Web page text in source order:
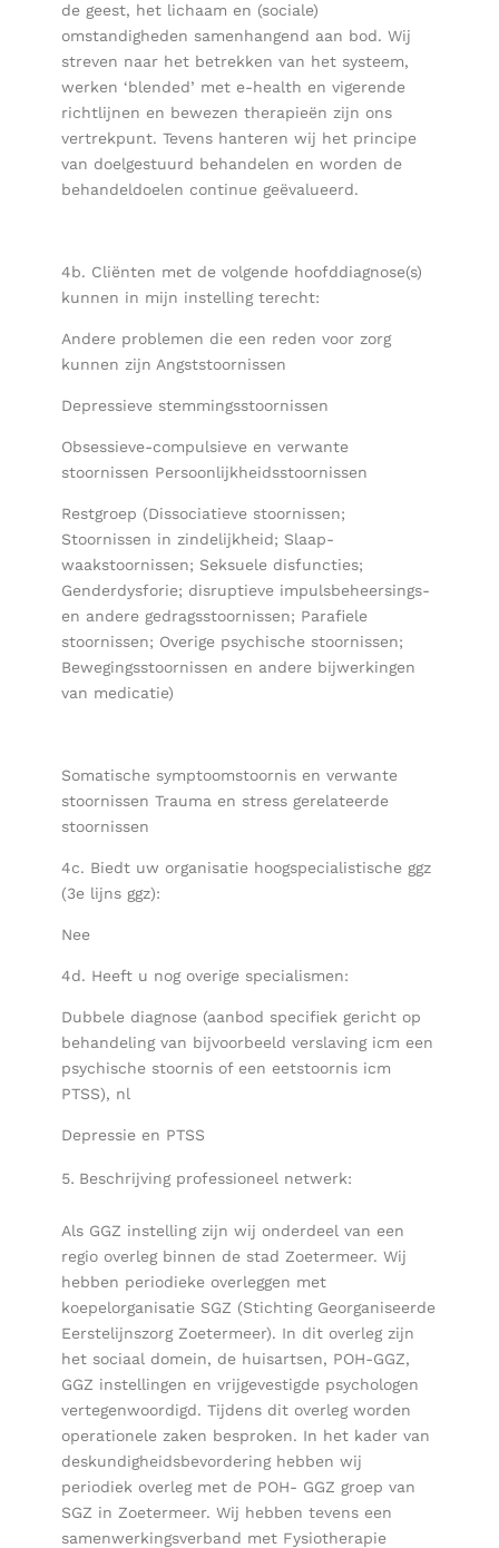
de geest, het lichaam en (sociale)
omstandigheden samenhangend aan bod. Wij
streven naar het betrekken van het systeem,
werken ‘blended’ met e-health en vigerende
richtlijnen en bewezen therapieën zijn ons
vertrekpunt. Tevens hanteren wij het principe
van doelgestuurd behandelen en worden de
behandeldoelen continue geëvalueerd.
4b. Cliënten met de volgende hoofddiagnose(s)
kunnen in mijn instelling terecht:
Andere problemen die een reden voor zorg
kunnen zijn Angststoornissen
Depressieve stemmingsstoornissen
Obsessieve-compulsieve en verwante
stoornissen Persoonlijkheidsstoornissen
Restgroep (Dissociatieve stoornissen;
Stoornissen in zindelijkheid; Slaap-
waakstoornissen; Seksuele disfuncties;
Genderdysforie; disruptieve impulsbeheersings-
en andere gedragsstoornissen; Parafiele
stoornissen; Overige psychische stoornissen;
Bewegingsstoornissen en andere bijwerkingen
van medicatie)
Somatische symptoomstoornis en verwante
stoornissen Trauma en stress gerelateerde
stoornissen
4c. Biedt uw organisatie hoogspecialistische ggz
(3e lijns ggz):
Nee
4d. Heeft u nog overige specialismen:
Dubbele diagnose (aanbod specifiek gericht op
behandeling van bijvoorbeeld verslaving icm een
psychische stoornis of een eetstoornis icm
PTSS), nl
Depressie en PTSS
Beschrijving professioneel netwerk:
Als GGZ instelling zijn wij onderdeel van een
regio overleg binnen de stad Zoetermeer. Wij
hebben periodieke overleggen met
koepelorganisatie SGZ (Stichting Georganiseerde
Eerstelijnszorg Zoetermeer). In dit overleg zijn
het sociaal domein, de huisartsen, POH-GGZ,
GGZ instellingen en vrijgevestigde psychologen
vertegenwoordigd. Tijdens dit overleg worden
operationele zaken besproken. In het kader van
deskundigheidsbevordering hebben wij
periodiek overleg met de POH- GGZ groep van
SGZ in Zoetermeer. Wij hebben tevens een
samenwerkingsverband met Fysiotherapie